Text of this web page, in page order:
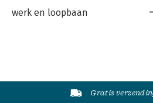
werk en loopbaan
Gratis